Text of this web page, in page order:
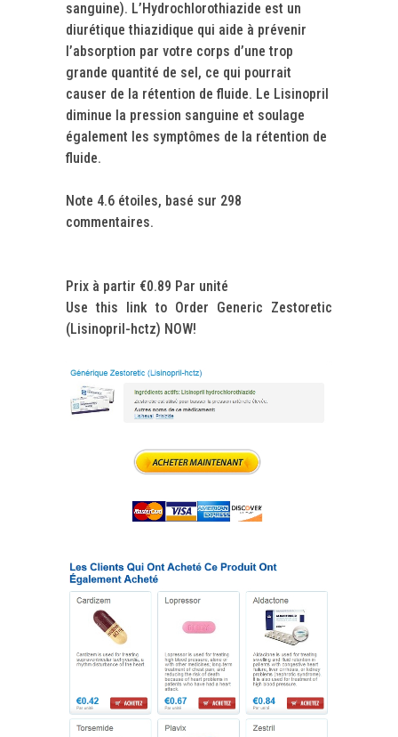
sanguine). L’Hydrochlorothiazide est un
diurétique thiazidique qui aide à prévenir
l’absorption par votre corps d’une trop
grande quantité de sel, ce qui pourrait
causer de la rétention de fluide. Le Lisinopril
diminue la pression sanguine et soulage
également les symptômes de la rétention de
fluide.
Note 4.6 étoiles, basé sur 298
commentaires.
Prix à partir €0.89 Par unité
Use this link to Order Generic Zestoretic
(Lisinopril-hctz) NOW!